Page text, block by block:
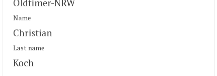
Oldtimer-NRW
Name
Christian
Last name
Koch